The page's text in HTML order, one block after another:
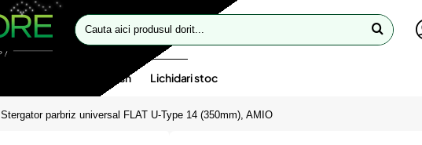
Cauta
aici
Oferte flash Lichidari stoc
Stergator parbriz universal FLAT U-Type 14 (350mm), AMIO